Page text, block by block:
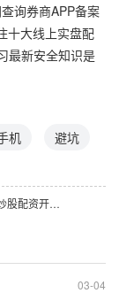
询券商APP备案
十大线上实盘配
最新安全知识是
机 避坑
新手必看！炒股配资开户平台推荐榜揭秘三大新手误区
03-04